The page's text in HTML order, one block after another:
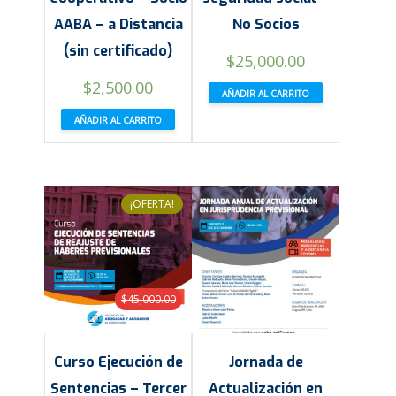
AABA – a Distancia
(sin certificado)
$2,500.00
AÑADIR AL CARRITO
No Socios
$25,000.00
AÑADIR AL CARRITO
¡OFERTA!
Curso Ejecución de
Sentencias – Tercer
$45,000.00
Jornada de
Actualización en